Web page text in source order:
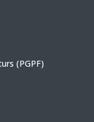
(PGPF)